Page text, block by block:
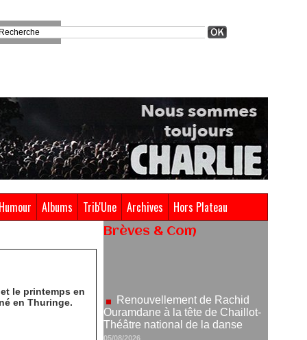
Humour Albums Trib'Une Archives Hors Plateau
le printemps en
en Thuringe.
Brèves & Com
Nomination de Jérôme
Montchal à la direction du Phénix,
Scène nationale de Valenciennes